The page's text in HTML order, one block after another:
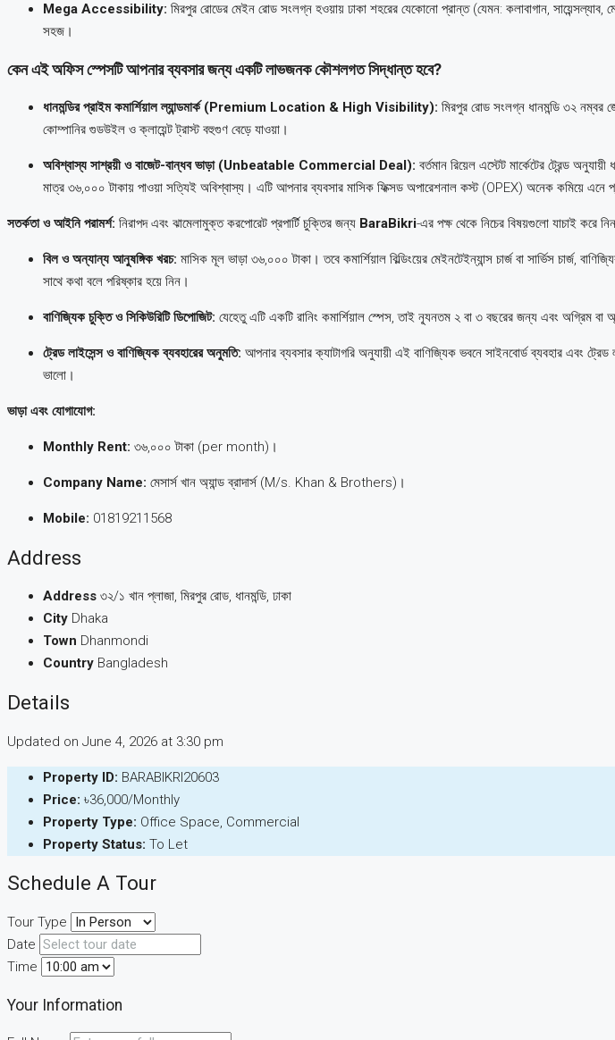
Mega Accessibility: মিরপুর রোডের মেইন রোড সংলগ্ন হওয়ায় ঢাকা শহরের যেকোনো প্রান্ত (যেমন: কলাবাগান, সায়েন্সল্যাব,
সহজ।
কেন এই অফিস স্পেসটি আপনার ব্যবসার জন্য একটি লাভজনক কৌশলগত সিদ্ধান্ত হবে?
ধানমন্ডির প্রাইম কমার্শিয়াল ল্যান্ডমার্ক (Premium Location & High Visibility): মিরপুর রোড সংলগ্ন ধানমন্ডি ৩২ নম্বর
কোম্পানির গুডউইল ও ক্লায়েন্ট ট্রাস্ট বহুগুণ বেড়ে যাওয়া।
অবিশ্বাস্য সাশ্রয়ী ও বাজেট-বান্ধব ভাড়া (Unbeatable Commercial Deal): বর্তমান রিয়েল এস্টেট মার্কেটের ট্রেন্ড
মাত্র ৩৬,০০০ টাকায় পাওয়া সত্যিই অবিশ্বাস্য। এটি আপনার ব্যবসার মাসিক ফিক্সড অপারেশনাল কস্ট (OPEX) অনেক কমিয়ে এনে
সতর্কতা ও আইনি পরামর্শ: নিরাপদ এবং ঝামেলামুক্ত করপোরেট প্রপার্টি চুক্তির জন্য BaraBikri-এর পক্ষ থেকে নিচের বিষয়গুলো যাচাই করে
বিল ও অন্যান্য আনুষঙ্গিক খরচ: মাসিক মূল ভাড়া ৩৬,০০০ টাকা। তবে কমার্শিয়াল বিল্ডিংয়ের মেইনটেইন্যান্স চার্জ বা সার্ভিস চার্জ,
সাথে কথা বলে পরিষ্কার হয়ে নিন।
বাণিজ্যিক চুক্তি ও সিকিউরিটি ডিপোজিট: যেহেতু এটি একটি রানিং কমার্শিয়াল স্পেস, তাই ন্যূনতম ২ বা ৩ বছরের জন্য এবং অগ্রিম বা
ট্রেড লাইসেন্স ও বাণিজ্যিক ব্যবহারের অনুমতি: আপনার ব্যবসার ক্যাটাগরি অনুযায়ী এই বাণিজ্যিক ভবনে সাইনবোর্ড ব্যবহার এবং
ভালো।
ভাড়া এবং যোগাযোগ:
Monthly Rent: ৩৬,০০০ টাকা (per month)।
Company Name: মেসার্স খান অ্যান্ড ব্রাদার্স (M/s. Khan & Brothers)।
Mobile: 01819211568
Address
Address ৩২/১ খান প্লাজা, মিরপুর রোড, ধানমন্ডি, ঢাকা
City Dhaka
Town Dhanmondi
Country Bangladesh
Details
Updated on June 4, 2026 at 3:30 pm
Property ID: BARABIKRI20603
Price: ৳36,000/Monthly
Property Type: Office Space, Commercial
Property Status: To Let
Schedule A Tour
Tour Type
Date
Time
Your Information